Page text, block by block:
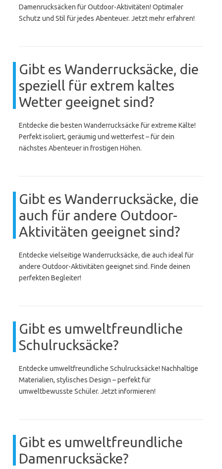
Damenrucksäcken für Outdoor-Aktivitäten! Optimaler
Schutz und Stil für jedes Abenteuer. Jetzt mehr erfahren!
Gibt es Wanderrucksäcke, die
speziell für extrem kaltes
Wetter geeignet sind?
Entdecke die besten Wanderrucksäcke für extreme Kälte!
Perfekt isoliert, geräumig und wetterfest – für dein
nächstes Abenteuer in frostigen Höhen.
Gibt es Wanderrucksäcke, die
auch für andere Outdoor-
Aktivitäten geeignet sind?
Entdecke vielseitige Wanderrucksäcke, die auch ideal für
andere Outdoor-Aktivitäten geeignet sind. Finde deinen
perfekten Begleiter!
Gibt es umweltfreundliche
Schulrucksäcke?
Entdecke umweltfreundliche Schulrucksäcke! Nachhaltige
Materialien, stylisches Design – perfekt für
umweltbewusste Schüler. Jetzt informieren!
Gibt es umweltfreundliche
Damenrucksäcke?